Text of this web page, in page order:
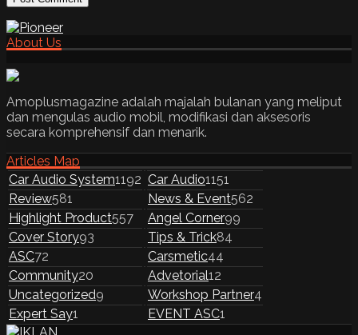
About Us
Amoplusmagazine adalah majalah bulanan yang meliput
dan mengulas audio mobil, modifikasi dan aksesoris
secara komprehensif dan menarik.
Articles Map
Car Audio System1192 Car Audio1151
Review581 News & Event562
Highlight Product557 Angel Corner99
Cover Story93 Tips & Trick84
ASC72 Carsmetic44
Community20 Advetorial12
Uncategorized9 Workshop Partner4
Expert Say1 EVENT ASC1